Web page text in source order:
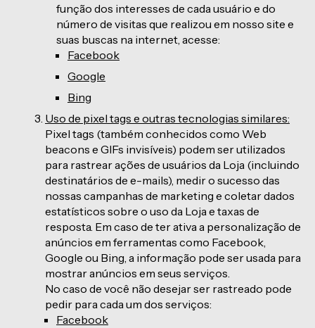
função dos interesses de cada usuário e do
número de visitas que realizou em nosso site e
suas buscas na internet, acesse:
Facebook
Google
Bing
Uso de pixel tags e outras tecnologias similares:
Pixel tags (também conhecidos como Web
beacons e GIFs invisíveis) podem ser utilizados
para rastrear ações de usuários da Loja (incluindo
destinatários de e-mails), medir o sucesso das
nossas campanhas de marketing e coletar dados
estatísticos sobre o uso da Loja e taxas de
resposta. Em caso de ter ativa a personalização de
anúncios em ferramentas como Facebook,
Google ou Bing, a informação pode ser usada para
mostrar anúncios em seus serviços.
No caso de você não desejar ser rastreado pode
pedir para cada um dos serviços:
Facebook